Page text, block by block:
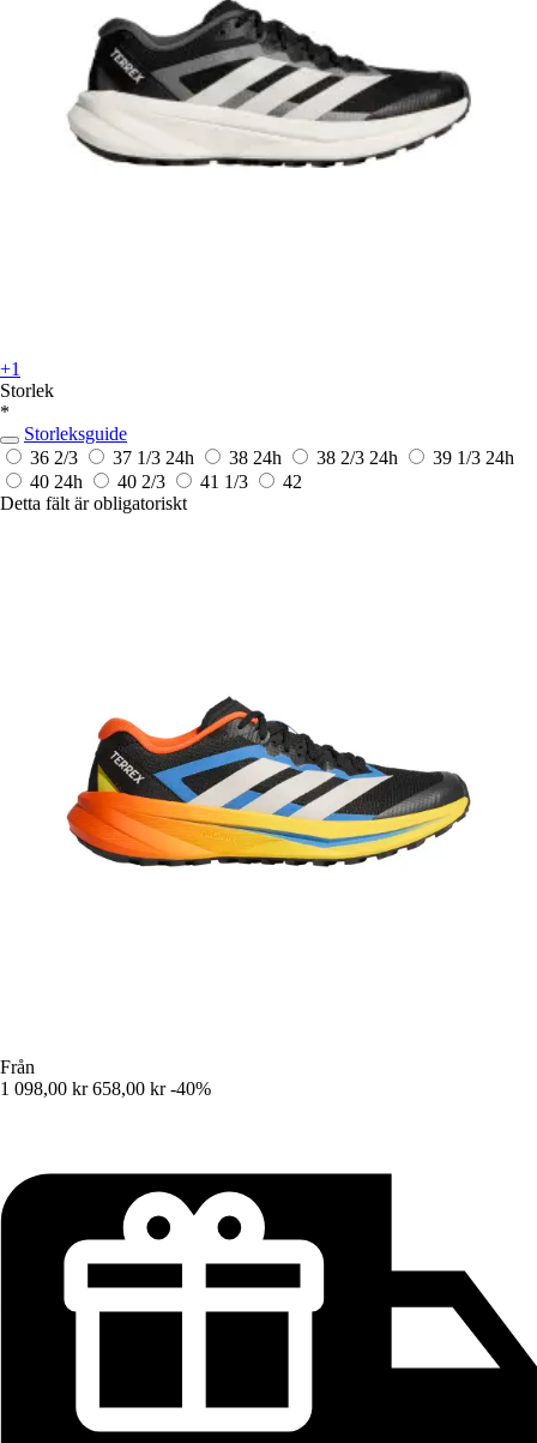
+1
Storlek
*
Storleksguide
36 2/3
37 1/3 24h 38 24h 38 2/3 24h 39 1/3 24h
40 24h 40 2/3 41 1/3
42
Detta fält är obligatoriskt
Från
1 098,00 kr 658,00 kr -40%